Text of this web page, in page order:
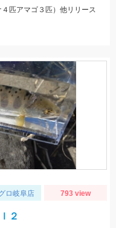
匹アマゴ３匹）他リリース
ロ岐阜店 793 view
２